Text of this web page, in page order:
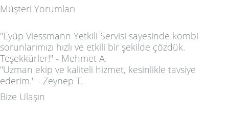
Müşteri Yorumları
"Eyüp Viessmann Yetkili Servisi sayesinde kombi
sorunlarımızı hızlı ve etkili bir şekilde çözdük.
Teşekkürler!" - Mehmet A.
"Uzman ekip ve kaliteli hizmet, kesinlikle tavsiye
ederim." - Zeynep T.
Bize Ulaşın